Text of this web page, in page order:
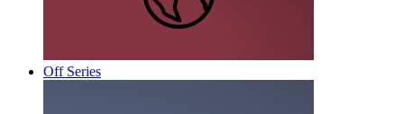
Off Series